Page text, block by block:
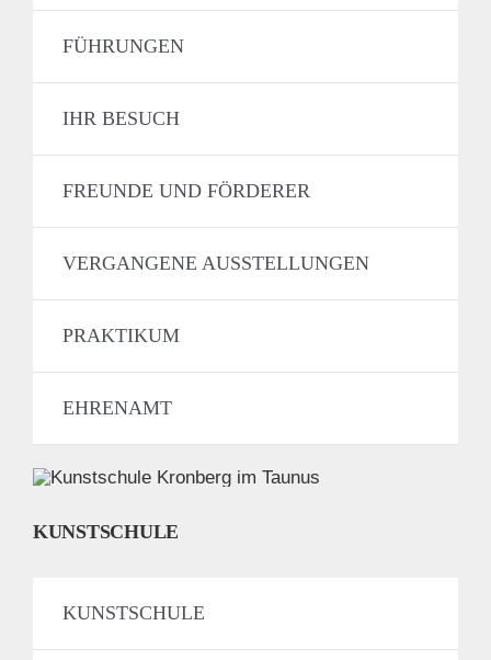
FÜHRUNGEN
IHR BESUCH
FREUNDE UND FÖRDERER
VERGANGENE AUSSTELLUNGEN
PRAKTIKUM
EHRENAMT
KUNSTSCHULE
KUNSTSCHULE